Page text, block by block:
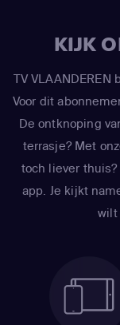
KIJK
TV
Voor dit
De ontknoping
terrasje? Met
toch liever
app. Je kijkt
wilt